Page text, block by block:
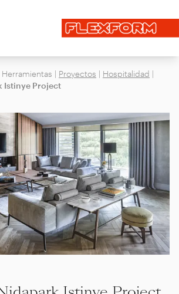
de navegación
de tiendas
Herramientas | Proyectos | Hospitalidad |
Istinye Project